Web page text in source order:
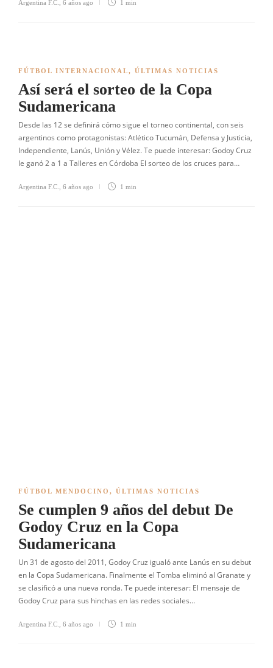
Argentina F.C. 6 años ago 1 min
FÚTBOL INTERNACIONAL, ÚLTIMAS NOTICIAS
Así será el sorteo de la Copa
Sudamericana
Desde las 12 se definirá cómo sigue el torneo continental, con seis
argentinos como protagonistas: Atlético Tucumán, Defensa y Justicia,
Independiente, Lanús, Unión y Vélez. Te puede interesar: Godoy Cruz
le ganó 2 a 1 a Talleres en Córdoba El sorteo de los cruces para…
Argentina F.C. 6 años ago 1 min
FÚTBOL MENDOCINO , ÚLTIMAS NOTICIAS
Se cumplen 9 años del debut De
Godoy Cruz en la Copa
Sudamericana
Un 31 de agosto del 2011, Godoy Cruz igualó ante Lanús en su debut
en la Copa Sudamericana. Finalmente el Tomba eliminó al Granate y
se clasificó a una nueva ronda. Te puede interesar: El mensaje de
Godoy Cruz para sus hinchas en las redes sociales…
Argentina F.C. 6 años ago 1 min